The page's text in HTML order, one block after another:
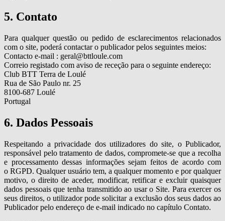
5. Contato
Para qualquer questão ou pedido de esclarecimentos relacionados
com o site, poderá contactar o publicador pelos seguintes meios:
Contacto e-mail : geral@bttloule.com
Correio registado com aviso de receção para o seguinte endereço:
Club BTT Terra de Loulé
Rua de São Paulo nr. 25
8100-687 Loulé
Portugal
6. Dados Pessoais
Respeitando a privacidade dos utilizadores do site, o Publicador,
responsável pelo tratamento de dados, compromete-se que a recolha
e processamento dessas informações sejam feitos de acordo com
o RGPD. Qualquer usuário tem, a qualquer momento e por qualquer
motivo, o direito de aceder, modificar, retificar e excluir quaisquer
dados pessoais que tenha transmitido ao usar o Site. Para exercer os
seus direitos, o utilizador pode solicitar a exclusão dos seus dados ao
Publicador pelo endereço de e-mail indicado no capítulo Contato.